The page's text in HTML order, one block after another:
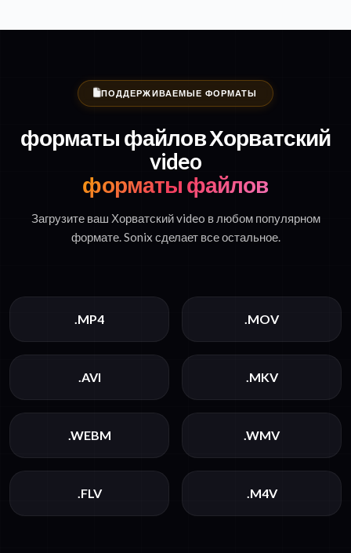
ПОДДЕРЖИВАЕМЫЕ ФОРМАТЫ
форматы файлов Хорватский
video
форматы файлов
Загрузите ваш Хорватский video в любом популярном
формате. Sonix сделает все остальное.
.MP4 .MOV
.AVI .MKV
.WEBM .WMV
.FLV .M4V